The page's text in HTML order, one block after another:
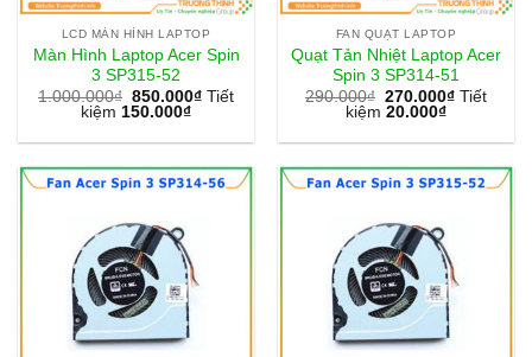
LCD MÀN HÌNH LAPTOP
Màn Hình Laptop Acer Spin
3 SP315-52
1.000.000₫ 850.000₫ Tiết
kiệm 150.000₫
FAN QUẠT LAPTOP
Quạt Tản Nhiệt Laptop Acer
Spin 3 SP314-51
290.000₫ 270.000₫ Tiết
kiệm 20.000₫